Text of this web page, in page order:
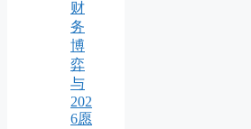
财
务
博
弈
与
202
6愿